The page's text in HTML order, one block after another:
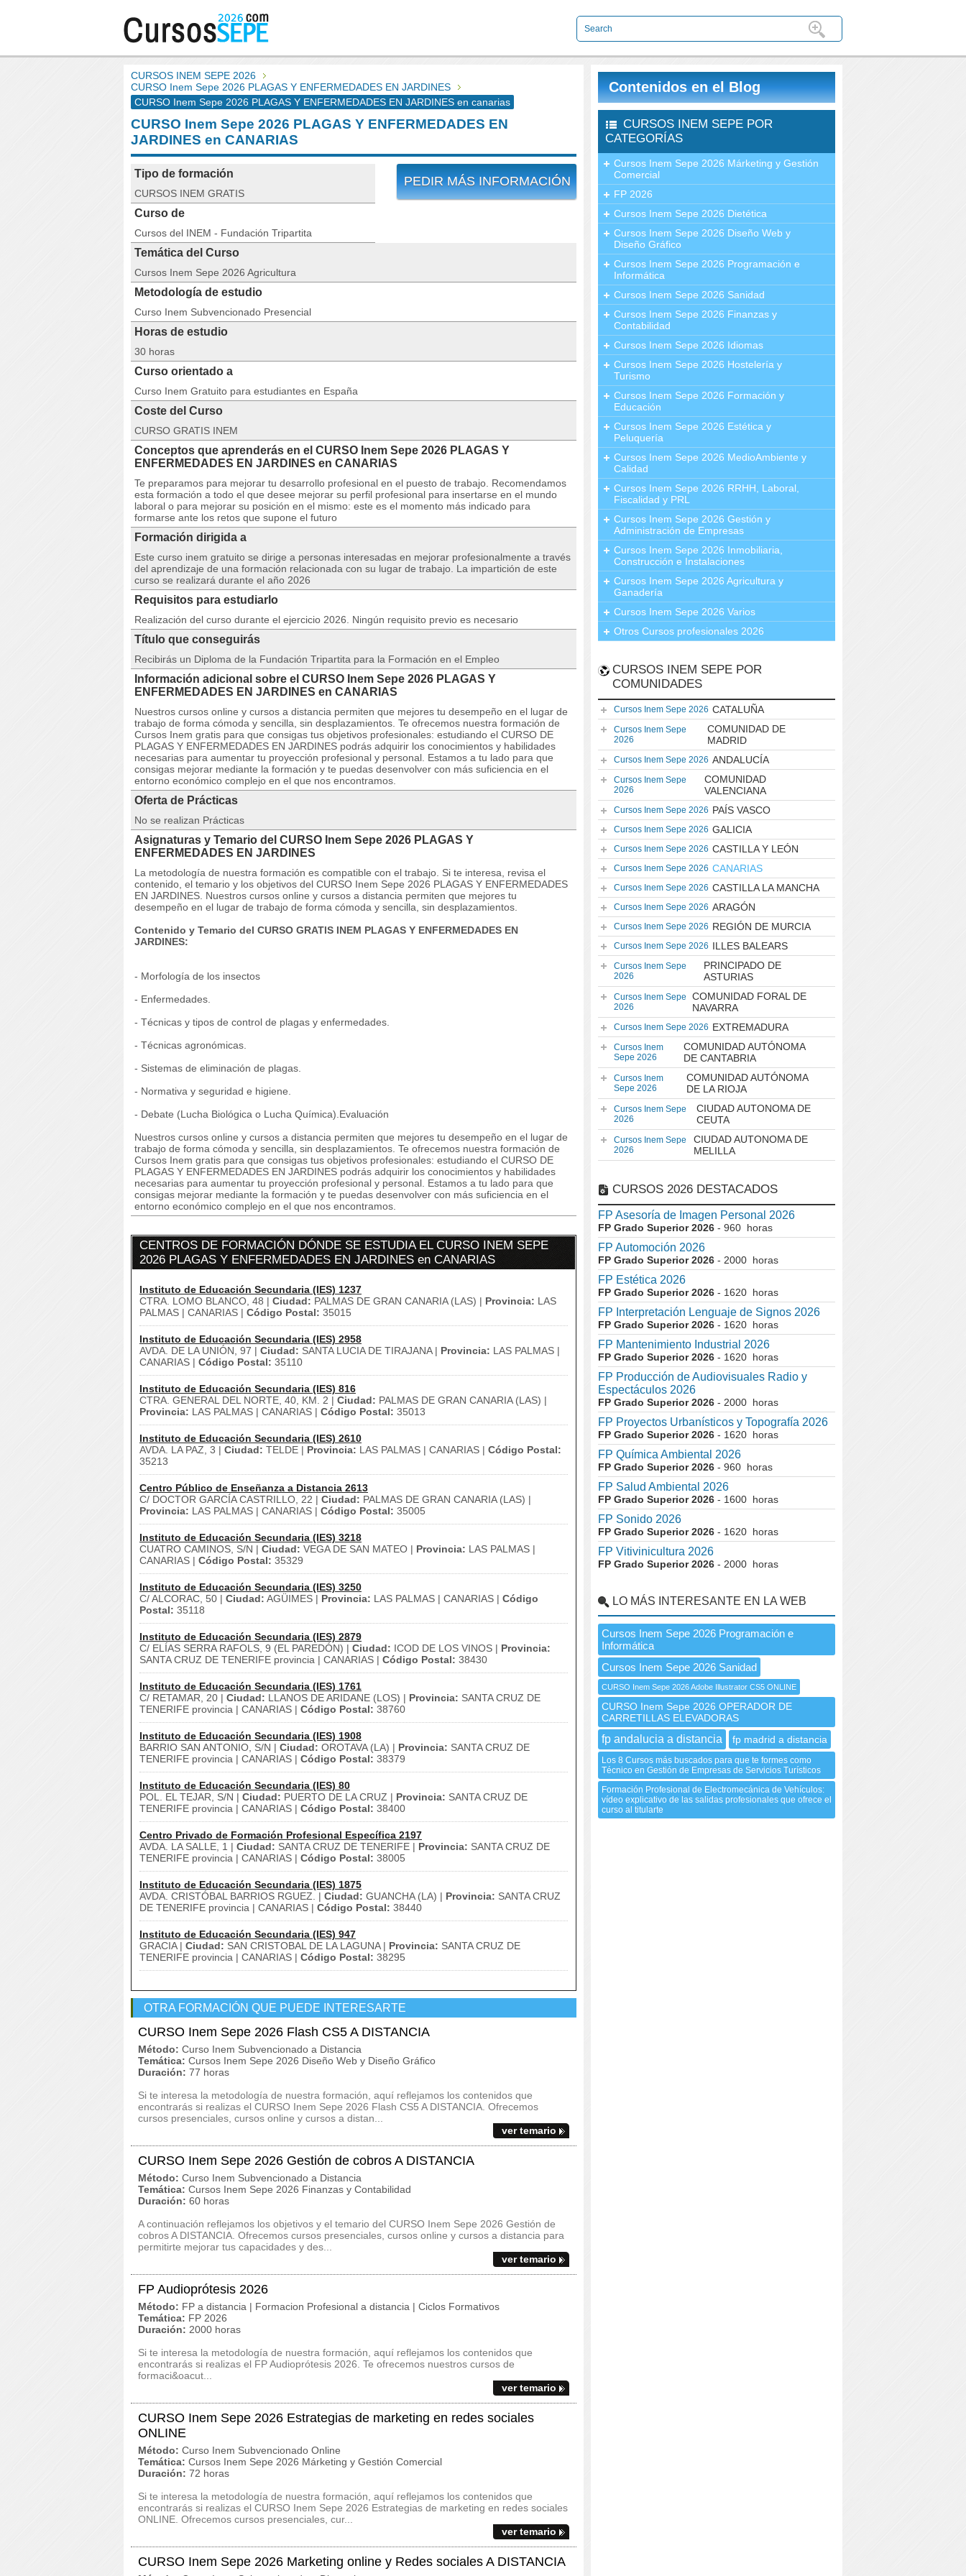
CURSOS INEM SEPE 2026
CURSO Inem Sepe 2026 PLAGAS Y ENFERMEDADES EN JARDINES
CURSO Inem Sepe 2026 PLAGAS Y ENFERMEDADES EN JARDINES en canarias
CURSO Inem Sepe 2026 PLAGAS Y ENFERMEDADES EN
JARDINES en CANARIAS
PEDIR MÁS INFORMACIÓN
Tipo de formación
CURSOS INEM GRATIS
Curso de
Cursos del INEM - Fundación Tripartita
Temática del Curso
Cursos Inem Sepe 2026 Agricultura
Metodología de estudio
Curso Inem Subvencionado Presencial
Horas de estudio
30 horas
Curso orientado a
Curso Inem Gratuito para estudiantes en España
Coste del Curso
CURSO GRATIS INEM
Conceptos que aprenderás en el CURSO Inem Sepe 2026 PLAGAS Y
ENFERMEDADES EN JARDINES en CANARIAS
Te preparamos para mejorar tu desarrollo profesional en el puesto de trabajo. Recomendamos
esta formación a todo el que desee mejorar su perfil profesional para insertarse en el mundo
laboral o para mejorar su posición en el mismo: este es el momento más indicado para
formarse ante los retos que supone el futuro
Formación dirigida a
Este curso inem gratuito se dirige a personas interesadas en mejorar profesionalmente a través
del aprendizaje de una formación relacionada con su lugar de trabajo. La impartición de este
curso se realizará durante el año 2026
Requisitos para estudiarlo
Realización del curso durante el ejercicio 2026. Ningún requisito previo es necesario
Título que conseguirás
Recibirás un Diploma de la Fundación Tripartita para la Formación en el Empleo
Información adicional sobre el CURSO Inem Sepe 2026 PLAGAS Y
ENFERMEDADES EN JARDINES en CANARIAS
Nuestros cursos online y cursos a distancia permiten que mejores tu desempeño en el lugar de
trabajo de forma cómoda y sencilla, sin desplazamientos. Te ofrecemos nuestra formación de
Cursos Inem gratis para que consigas tus objetivos profesionales: estudiando el CURSO DE
PLAGAS Y ENFERMEDADES EN JARDINES podrás adquirir los conocimientos y habilidades
necesarias para aumentar tu proyección profesional y personal. Estamos a tu lado para que
consigas mejorar mediante la formación y te puedas desenvolver con más suficiencia en el
entorno económico complejo en el que nos encontramos.
Oferta de Prácticas
No se realizan Prácticas
Asignaturas y Temario del CURSO Inem Sepe 2026 PLAGAS Y
ENFERMEDADES EN JARDINES
La metodología de nuestra formación es compatible con el trabajo. Si te interesa, revisa el
contenido, el temario y los objetivos del CURSO Inem Sepe 2026 PLAGAS Y ENFERMEDADES
EN JARDINES. Nuestros cursos online y cursos a distancia permiten que mejores tu
desempeño en el lugar de trabajo de forma cómoda y sencilla, sin desplazamientos.
Contenido y Temario del CURSO GRATIS INEM PLAGAS Y ENFERMEDADES EN
JARDINES:
- Morfología de los insectos
- Enfermedades.
- Técnicas y tipos de control de plagas y enfermedades.
- Técnicas agronómicas.
- Sistemas de eliminación de plagas.
- Normativa y seguridad e higiene.
- Debate (Lucha Biológica o Lucha Química).Evaluación
Nuestros cursos online y cursos a distancia permiten que mejores tu desempeño en el lugar de
trabajo de forma cómoda y sencilla, sin desplazamientos. Te ofrecemos nuestra formación de
Cursos Inem gratis para que consigas tus objetivos profesionales: estudiando el CURSO DE
PLAGAS Y ENFERMEDADES EN JARDINES podrás adquirir los conocimientos y habilidades
necesarias para aumentar tu proyección profesional y personal. Estamos a tu lado para que
consigas mejorar mediante la formación y te puedas desenvolver con más suficiencia en el
entorno económico complejo en el que nos encontramos.
CENTROS DE FORMACIÓN DÓNDE SE ESTUDIA EL CURSO INEM SEPE
2026 PLAGAS Y ENFERMEDADES EN JARDINES en CANARIAS
Instituto de Educación Secundaria (IES) 1237
CTRA. LOMO BLANCO, 48 | Ciudad: PALMAS DE GRAN CANARIA (LAS) | Provincia: LAS
PALMAS | CANARIAS | Código Postal: 35015
Instituto de Educación Secundaria (IES) 2958
AVDA. DE LA UNIÓN, 97 | Ciudad: SANTA LUCIA DE TIRAJANA | Provincia: LAS PALMAS |
CANARIAS | Código Postal: 35110
Instituto de Educación Secundaria (IES) 816
CTRA. GENERAL DEL NORTE, 40, KM. 2 | Ciudad: PALMAS DE GRAN CANARIA (LAS) |
Provincia: LAS PALMAS | CANARIAS | Código Postal: 35013
Instituto de Educación Secundaria (IES) 2610
AVDA. LA PAZ, 3 | Ciudad: TELDE | Provincia: LAS PALMAS | CANARIAS | Código Postal:
35213
Centro Público de Enseñanza a Distancia 2613
C/ DOCTOR GARCÍA CASTRILLO, 22 | Ciudad: PALMAS DE GRAN CANARIA (LAS) |
Provincia: LAS PALMAS | CANARIAS | Código Postal: 35005
Instituto de Educación Secundaria (IES) 3218
CUATRO CAMINOS, S/N | Ciudad: VEGA DE SAN MATEO | Provincia: LAS PALMAS |
CANARIAS | Código Postal: 35329
Instituto de Educación Secundaria (IES) 3250
C/ ALCORAC, 50 | Ciudad: AGÜIMES | Provincia: LAS PALMAS | CANARIAS | Código
Postal: 35118
Instituto de Educación Secundaria (IES) 2879
C/ ELÍAS SERRA RAFOLS, 9 (EL PAREDÓN) | Ciudad: ICOD DE LOS VINOS | Provincia:
SANTA CRUZ DE TENERIFE provincia | CANARIAS | Código Postal: 38430
Instituto de Educación Secundaria (IES) 1761
C/ RETAMAR, 20 | Ciudad: LLANOS DE ARIDANE (LOS) | Provincia: SANTA CRUZ DE
TENERIFE provincia | CANARIAS | Código Postal: 38760
Instituto de Educación Secundaria (IES) 1908
BARRIO SAN ANTONIO, S/N | Ciudad: OROTAVA (LA) | Provincia: SANTA CRUZ DE
TENERIFE provincia | CANARIAS | Código Postal: 38379
Instituto de Educación Secundaria (IES) 80
POL. EL TEJAR, S/N | Ciudad: PUERTO DE LA CRUZ | Provincia: SANTA CRUZ DE
TENERIFE provincia | CANARIAS | Código Postal: 38400
Centro Privado de Formación Profesional Específica 2197
AVDA. LA SALLE, 1 | Ciudad: SANTA CRUZ DE TENERIFE | Provincia: SANTA CRUZ DE
TENERIFE provincia | CANARIAS | Código Postal: 38005
Instituto de Educación Secundaria (IES) 1875
AVDA. CRISTÓBAL BARRIOS RGUEZ. | Ciudad: GUANCHA (LA) | Provincia: SANTA CRUZ
DE TENERIFE provincia | CANARIAS | Código Postal: 38440
Instituto de Educación Secundaria (IES) 947
GRACIA | Ciudad: SAN CRISTOBAL DE LA LAGUNA | Provincia: SANTA CRUZ DE
TENERIFE provincia | CANARIAS | Código Postal: 38295
OTRA FORMACIÓN QUE PUEDE INTERESARTE
CURSO Inem Sepe 2026 Flash CS5 A DISTANCIA
Método: Curso Inem Subvencionado a Distancia
Temática: Cursos Inem Sepe 2026 Diseño Web y Diseño Gráfico
Duración: 77 horas
Si te interesa la metodología de nuestra formación, aquí reflejamos los contenidos que
encontrarás si realizas el CURSO Inem Sepe 2026 Flash CS5 A DISTANCIA. Ofrecemos
cursos presenciales, cursos online y cursos a distan...
ver temario
CURSO Inem Sepe 2026 Gestión de cobros A DISTANCIA
Método: Curso Inem Subvencionado a Distancia
Temática: Cursos Inem Sepe 2026 Finanzas y Contabilidad
Duración: 60 horas
A continuación reflejamos los objetivos y el temario del CURSO Inem Sepe 2026 Gestión de
cobros A DISTANCIA. Ofrecemos cursos presenciales, cursos online y cursos a distancia para
permitirte mejorar tus capacidades y des...
ver temario
FP Audioprótesis 2026
Método: FP a distancia | Formacion Profesional a distancia | Ciclos Formativos
Temática: FP 2026
Duración: 2000 horas
Si te interesa la metodología de nuestra formación, aquí reflejamos los contenidos que
encontrarás si realizas el FP Audioprótesis 2026. Te ofrecemos nuestros cursos de
formaci&oacut...
ver temario
CURSO Inem Sepe 2026 Estrategias de marketing en redes sociales
ONLINE
Método: Curso Inem Subvencionado Online
Temática: Cursos Inem Sepe 2026 Márketing y Gestión Comercial
Duración: 72 horas
Si te interesa la metodología de nuestra formación, aquí reflejamos los contenidos que
encontrarás si realizas el CURSO Inem Sepe 2026 Estrategias de marketing en redes sociales
ONLINE. Ofrecemos cursos presenciales, cur...
ver temario
CURSO Inem Sepe 2026 Marketing online y Redes sociales A DISTANCIA
Contenidos en el Blog
CURSOS INEM SEPE POR
CATEGORÍAS
Cursos Inem Sepe 2026 Márketing y Gestión
Comercial
FP 2026
Cursos Inem Sepe 2026 Dietética
Cursos Inem Sepe 2026 Diseño Web y
Diseño Gráfico
Cursos Inem Sepe 2026 Programación e
Informática
Cursos Inem Sepe 2026 Sanidad
Cursos Inem Sepe 2026 Finanzas y
Contabilidad
Cursos Inem Sepe 2026 Idiomas
Cursos Inem Sepe 2026 Hostelería y
Turismo
Cursos Inem Sepe 2026 Formación y
Educación
Cursos Inem Sepe 2026 Estética y
Peluquería
Cursos Inem Sepe 2026 MedioAmbiente y
Calidad
Cursos Inem Sepe 2026 RRHH, Laboral,
Fiscalidad y PRL
Cursos Inem Sepe 2026 Gestión y
Administración de Empresas
Cursos Inem Sepe 2026 Inmobiliaria,
Construcción e Instalaciones
Cursos Inem Sepe 2026 Agricultura y
Ganadería
Cursos Inem Sepe 2026 Varios
Otros Cursos profesionales 2026
CURSOS INEM SEPE POR
COMUNIDADES
Cursos Inem Sepe 2026 CATALUÑA
Cursos Inem Sepe
2026
COMUNIDAD DE
MADRID
Cursos Inem Sepe 2026 ANDALUCÍA
Cursos Inem Sepe
2026
COMUNIDAD
VALENCIANA
Cursos Inem Sepe 2026 PAÍS VASCO
Cursos Inem Sepe 2026 GALICIA
Cursos Inem Sepe 2026 CASTILLA Y LEÓN
Cursos Inem Sepe 2026 CANARIAS
Cursos Inem Sepe 2026 CASTILLA LA MANCHA
Cursos Inem Sepe 2026 ARAGÓN
Cursos Inem Sepe 2026 REGIÓN DE MURCIA
Cursos Inem Sepe 2026 ILLES BALEARS
Cursos Inem Sepe
2026
PRINCIPADO DE
ASTURIAS
Cursos Inem Sepe
2026
COMUNIDAD FORAL DE
NAVARRA
Cursos Inem Sepe 2026 EXTREMADURA
Cursos Inem
Sepe 2026
COMUNIDAD AUTÓNOMA
DE CANTABRIA
Cursos Inem
Sepe 2026
COMUNIDAD AUTÓNOMA
DE LA RIOJA
Cursos Inem Sepe
2026
CIUDAD AUTONOMA DE
CEUTA
Cursos Inem Sepe
2026
CIUDAD AUTONOMA DE
MELILLA
CURSOS 2026 DESTACADOS
FP Asesoría de Imagen Personal 2026
FP Grado Superior 2026 - 960 horas
FP Automoción 2026
FP Grado Superior 2026 - 2000 horas
FP Estética 2026
FP Grado Superior 2026 - 1620 horas
FP Interpretación Lenguaje de Signos 2026
FP Grado Superior 2026 - 1620 horas
FP Mantenimiento Industrial 2026
FP Grado Superior 2026 - 1620 horas
FP Producción de Audiovisuales Radio y
Espectáculos 2026
FP Grado Superior 2026 - 2000 horas
FP Proyectos Urbanísticos y Topografía 2026
FP Grado Superior 2026 - 1620 horas
FP Química Ambiental 2026
FP Grado Superior 2026 - 960 horas
FP Salud Ambiental 2026
FP Grado Superior 2026 - 1600 horas
FP Sonido 2026
FP Grado Superior 2026 - 1620 horas
FP Vitivinicultura 2026
FP Grado Superior 2026 - 2000 horas
LO MÁS INTERESANTE EN LA WEB
Cursos Inem Sepe 2026 Programación e
Informática
Cursos Inem Sepe 2026 Sanidad
CURSO Inem Sepe 2026 Adobe Illustrator CS5 ONLINE
CURSO Inem Sepe 2026 OPERADOR DE
CARRETILLAS ELEVADORAS
fp andalucia a distancia fp madrid a distancia
Los 8 Cursos más buscados para que te formes como
Técnico en Gestión de Empresas de Servicios Turísticos
Formación Profesional de Electromecánica de Vehículos:
vídeo explicativo de las salidas profesionales que ofrece el
curso al titularte